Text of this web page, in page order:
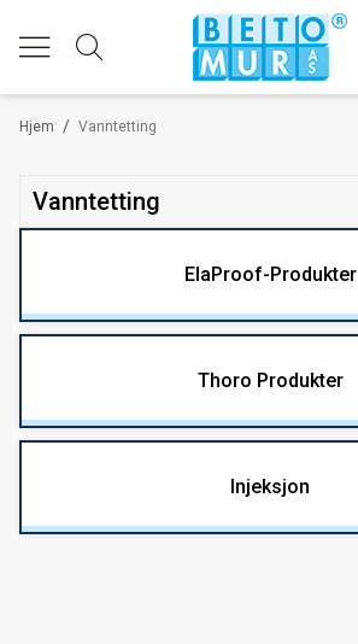
/
Hjem Vanntetting
Vanntetting
ElaProof-Produkter
Thoro Produkter
Injeksjon